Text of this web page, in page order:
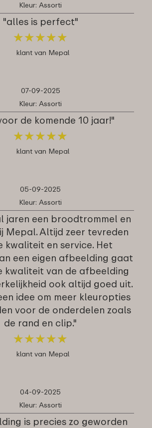
Kleur: Assorti
"alles is perfect"
★★★★★
★★★★★
klant van Mepal
07-09-2025
Kleur: Assorti
de komende 10 jaar!"
★★★★★
★★★★★
klant van Mepal
05-09-2025
Kleur: Assorti
jaren een broodtrommel en
Mepal. Altijd zeer tevreden
kwaliteit en service. Het
een eigen afbeelding gaat
kwaliteit van de afbeelding
ook altijd goed uit.
idee om meer kleuropties
voor de onderdelen zoals
de rand en clip."
★★★★★
★★★★★
klant van Mepal
04-09-2025
Kleur: Assorti
is precies zo geworden